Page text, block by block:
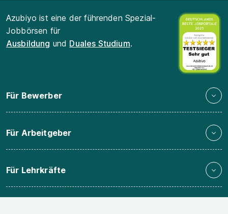
Azubiyo ist eine der führenden Spezial-
Jobbörsen für
Ausbildung und Duales Studium.
Für Bewerber
Für Arbeitgeber
Für Lehrkräfte